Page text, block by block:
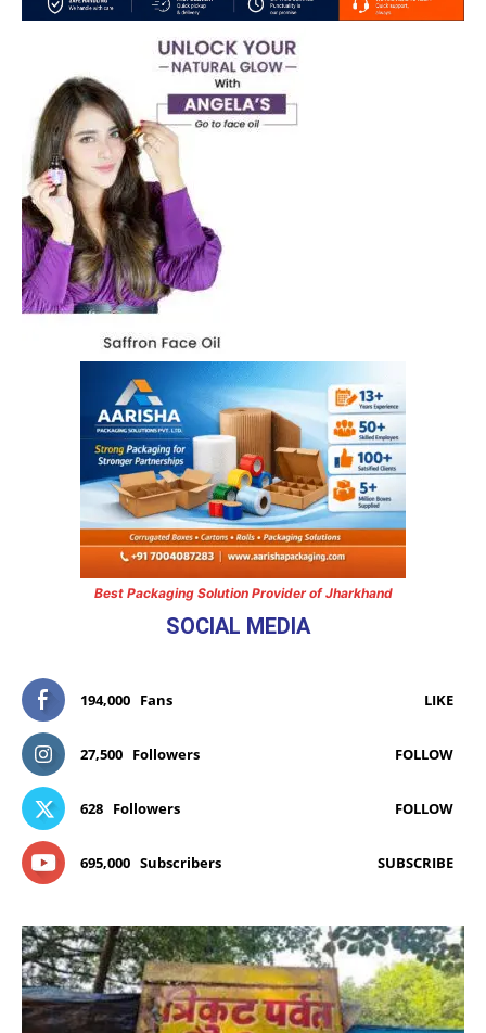
Best Packaging Solution Provider of Jharkhand
SOCIAL MEDIA
194,000 Fans LIKE
27,500 Followers FOLLOW
628 Followers FOLLOW
695,000 Subscribers SUBSCRIBE